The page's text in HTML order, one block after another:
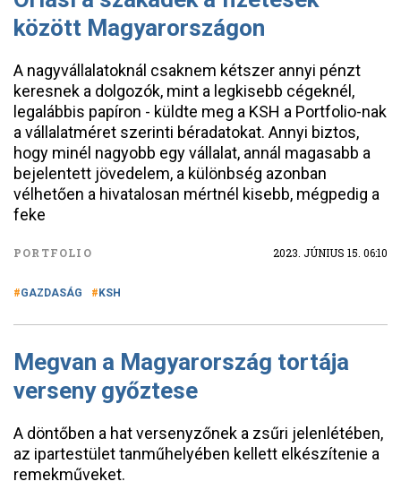
között Magyarországon
A nagyvállalatoknál csaknem kétszer annyi pénzt
keresnek a dolgozók, mint a legkisebb cégeknél,
legalábbis papíron - küldte meg a KSH a Portfolio-nak
a vállalatméret szerinti béradatokat. Annyi biztos,
hogy minél nagyobb egy vállalat, annál magasabb a
bejelentett jövedelem, a különbség azonban
vélhetően a hivatalosan mértnél kisebb, mégpedig a
feke
PORTFOLIO 2023. JÚNIUS 15. 06:10
GAZDASÁG KSH
Megvan a Magyarország tortája
verseny győztese
A döntőben a hat versenyzőnek a zsűri jelenlétében,
az ipartestület tanműhelyében kellett elkészítenie a
remekműveket.